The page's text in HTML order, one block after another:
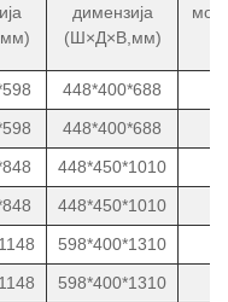
димензија
(Ш×Д×В,мм)
448*400*688
448*400*688
448*450*1010
448*450*1010
598*400*1310
598*400*1310